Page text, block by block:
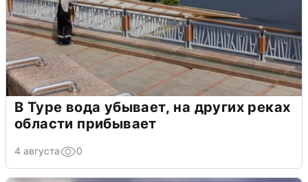
В Туре вода убывает, на других реках
области прибывает
4 августа 0